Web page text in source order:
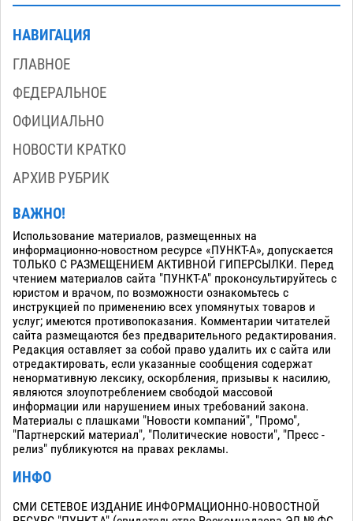
НАВИГАЦИЯ
ГЛАВНОЕ
ФЕДЕРАЛЬНОЕ
ОФИЦИАЛЬНО
НОВОСТИ КРАТКО
АРХИВ РУБРИК
ВАЖНО!
Использование материалов, размещенных на
информационно-новостном ресурсе «ПУНКТ-А», допускается
ТОЛЬКО С РАЗМЕЩЕНИЕМ АКТИВНОЙ ГИПЕРСЫЛКИ. Перед
чтением материалов сайта "ПУНКТ-А" проконсультируйтесь с
юристом и врачом, по возможности ознакомьтесь с
инструкцией по применению всех упомянутых товаров и
услуг; имеются противопоказания. Комментарии читателей
сайта размещаются без предварительного редактирования.
Редакция оставляет за собой право удалить их с сайта или
отредактировать, если указанные сообщения содержат
ненормативную лексику, оскорбления, призывы к насилию,
являются злоупотреблением свободой массовой
информации или нарушением иных требований закона.
Материалы с плашками "Новости компаний", "Промо",
"Партнерский материал", "Политические новости", "Пресс -
релиз" публикуются на правах рекламы.
ИНФО
СМИ СЕТЕВОЕ ИЗДАНИЕ ИНФОРМАЦИОННО-НОВОСТНОЙ